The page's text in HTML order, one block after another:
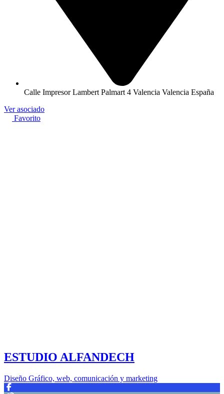
Calle Impresor Lambert Palmart 4 Valencia Valencia España
Ver asociado
Favorito
ESTUDIO ALFANDECH
Diseño Gráfico, web, comunicación y marketing